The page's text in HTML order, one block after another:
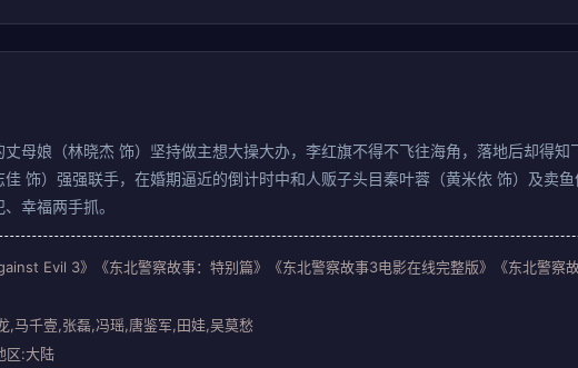
母娘（林晓杰 饰）坚持做主想大操大办，李红旗不得不飞往海角，落地后却得
饰）强强联手，在婚期逼近的倒计时中和人贩子头目秦叶蓉（黄米依 饰）及卖
幸福两手抓。
Evil 3》《东北警察故事：特别篇》《东北警察故事3电影在线完整版》《东北警
,马千壹,张磊,冯瑶,唐鉴军,田娃,吴莫愁
区:大陆